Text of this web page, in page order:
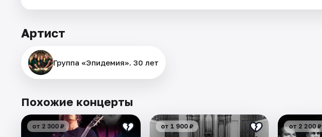
Артист
Группа «Эпидемия». 30 лет
Похожие концерты
от 2 300 ₽ от 1 900 ₽ от 2 200 ₽